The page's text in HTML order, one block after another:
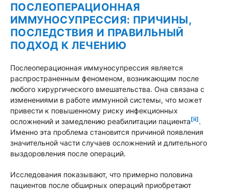
ПОСЛЕОПЕРАЦИОННАЯ
ИММУНОСУПРЕССИЯ: ПРИЧИНЫ,
ПОСЛЕДСТВИЯ И ПРАВИЛЬНЫЙ
ПОДХОД К ЛЕЧЕНИЮ
Послеоперационная иммуносупрессия является
распространенным феноменом, возникающим после
любого хирургического вмешательства. Она связана с
изменениями в работе иммунной системы, что может
привести к повышенному риску инфекционных
осложнений и замедлению реабилитации пациента [ii] .
Именно эта проблема становится причиной появления
значительной части случаев осложнений и длительного
выздоровления после операций.
Исследования показывают, что примерно половина
пациентов после обширных операций приобретают